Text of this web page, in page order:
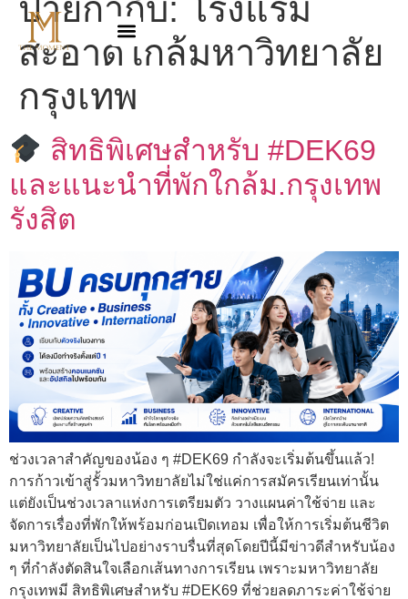
ป้ายกำกับ: โรงแรม
สะอาดใกล้มหาวิทยาลัย
กรุงเทพ
สิทธิพิเศษสำหรับ #DEK69
และแนะนำที่พักใกล้ม.กรุงเทพ
รังสิต
ช่วงเวลาสำคัญของน้อง ๆ #DEK69 กำลังจะเริ่มต้นขึ้นแล้ว!
การก้าวเข้าสู่รั้วมหาวิทยาลัยไม่ใช่แค่การสมัครเรียนเท่านั้น
แต่ยังเป็นช่วงเวลาแห่งการเตรียมตัว วางแผนค่าใช้จ่าย และ
จัดการเรื่องที่พักให้พร้อมก่อนเปิดเทอม เพื่อให้การเริ่มต้นชีวิต
มหาวิทยาลัยเป็นไปอย่างราบรื่นที่สุดโดยปีนี้มีข่าวดีสำหรับน้อง
ๆ ที่กำลังตัดสินใจเลือกเส้นทางการเรียน เพราะมหาวิทยาลัย
กรุงเทพมี สิทธิพิเศษสำหรับ #DEK69 ที่ช่วยลดภาระค่าใช้จ่าย